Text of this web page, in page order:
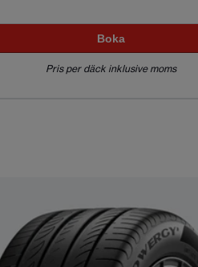
Boka
Pris per däck inklusive moms